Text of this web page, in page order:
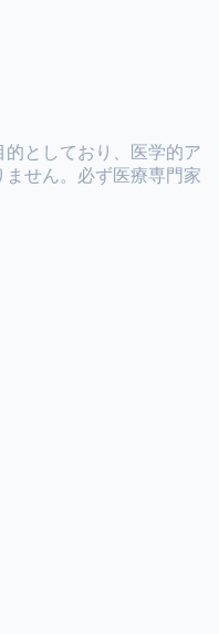
としており、医学的ア
ません。必ず医療専門家